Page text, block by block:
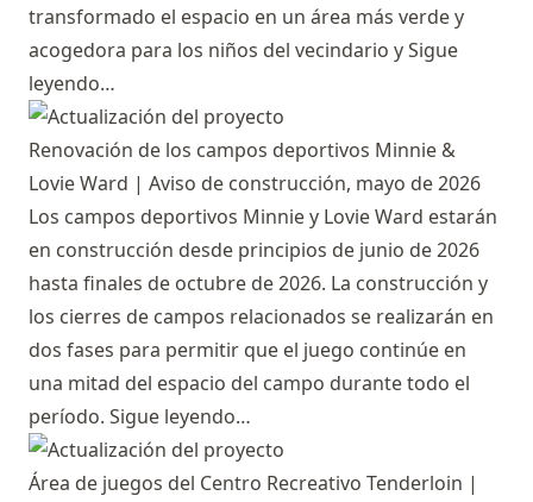
transformado el espacio en un área más verde y
acogedora para los niños del vecindario ySigue
leyendo…
Renovación de los campos deportivos Minnie &
Lovie Ward | Aviso de construcción, mayo de 2026
Los campos deportivos Minnie y Lovie Ward estarán
en construcción desde principios de junio de 2026
hasta finales de octubre de 2026. La construcción y
los cierres de campos relacionados se realizarán en
dos fases para permitir que el juego continúe en
una mitad del espacio del campo durante todo el
período. Sigue leyendo…
Área de juegos del Centro Recreativo Tenderloin |